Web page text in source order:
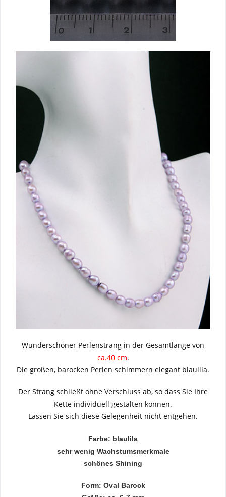
Wunderschöner Perlenstrang in der Gesamtlänge von
ca.40 cm.
Die großen, barocken Perlen schimmern elegant blaulila.
Der Strang schließt ohne Verschluss ab, so dass Sie Ihre
Kette individuell gestalten können.
Lassen Sie sich diese Gelegenheit nicht entgehen.
Farbe: blaulila
sehr wenig Wachstumsmerkmale
schönes Shining
Form: Oval Barock